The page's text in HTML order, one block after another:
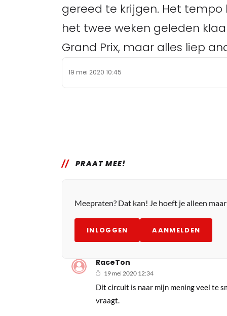
gereed te krijgen. Het
het twee weken geleden
Grand Prix, maar alles liep
19 mei 2020 10:45
PRAAT MEE!
Meepraten? Dat kan! Je hoeft je alleen
INLOGGEN AANMELDEN
RaceTon
19 mei 2020 12:34
Dit circuit is naar mijn mening veel te
vraagt.